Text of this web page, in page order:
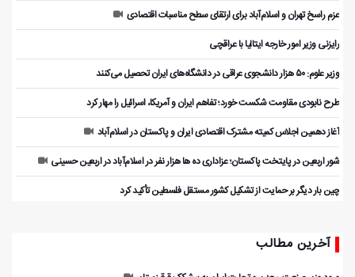
عزم راسخ تهران و اسلام‌آباد برای ارتقای سطح مناسبات اقتصادی
رایزنی وزیر امور خارجه ایتالیا با عراقچی
وزیر علوم: ۵۰ هزار دانشجوی عراقی در دانشگاه‌های ایران تحصیل می‌کنند
طرح نابودی مقاومت شکست خورد؛ تفاهم ایران و آمریکا، اسرائیل را مهار کرد
آغاز دهمین اجلاس کمیته مشترک اقتصادی ایران و پاکستان در اسلام‌آباد
شور اربعین در پایتخت پاکستان؛ عزاداری ده ها هزار نفر در اسلام‌آباد در اربعین حسینی
چین بار دیگر بر حمایت از تشکیل کشور مستقل فلسطین تأکید کرد
آخرین مطالب